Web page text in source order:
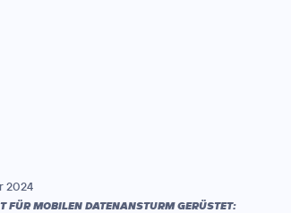
2024
FÜR MOBILEN DATENANSTURM GERÜSTET: